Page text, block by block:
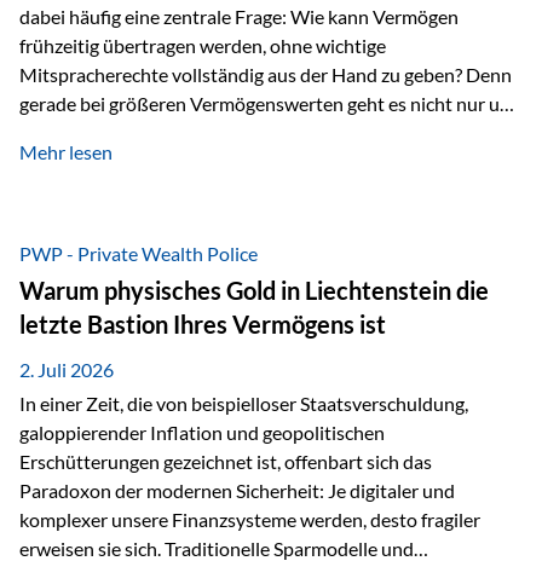
dabei häufig eine zentrale Frage: Wie kann Vermögen
frühzeitig übertragen werden, ohne wichtige
Mitspracherechte vollständig aus der Hand zu geben? Denn
gerade bei größeren Vermögenswerten geht es nicht nur um
sicherzustellen, dass das Vermögen langfristig erhalten
folgende Situation vor: Ein Vater schenkt seiner Tochter
einen Teil seines Vermögens. Einige Jahre später möchte die
Tochter das Geld kurzfristig verwenden, um…
Mehr lesen
PWP - Private Wealth Police
Warum physisches Gold in Liechtenstein die
letzte Bastion Ihres Vermögens ist
2. Juli 2026
In einer Zeit, die von beispielloser Staatsverschuldung,
galoppierender Inflation und geopolitischen
Erschütterungen gezeichnet ist, offenbart sich das
Paradoxon der modernen Sicherheit: Je digitaler und
komplexer unsere Finanzsysteme werden, desto fragiler
erweisen sie sich. Traditionelle Sparmodelle und